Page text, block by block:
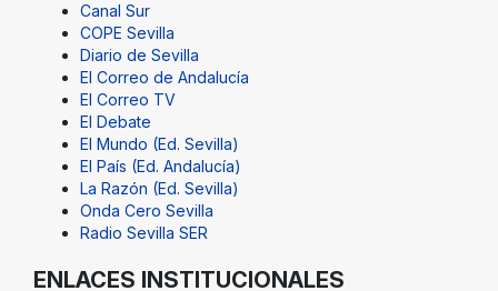
Canal Sur
COPE Sevilla
Diario de Sevilla
El Correo de Andalucía
El Correo TV
El Debate
El Mundo (Ed. Sevilla)
El País (Ed. Andalucía)
La Razón (Ed. Sevilla)
Onda Cero Sevilla
Radio Sevilla SER
ENLACES INSTITUCIONALES